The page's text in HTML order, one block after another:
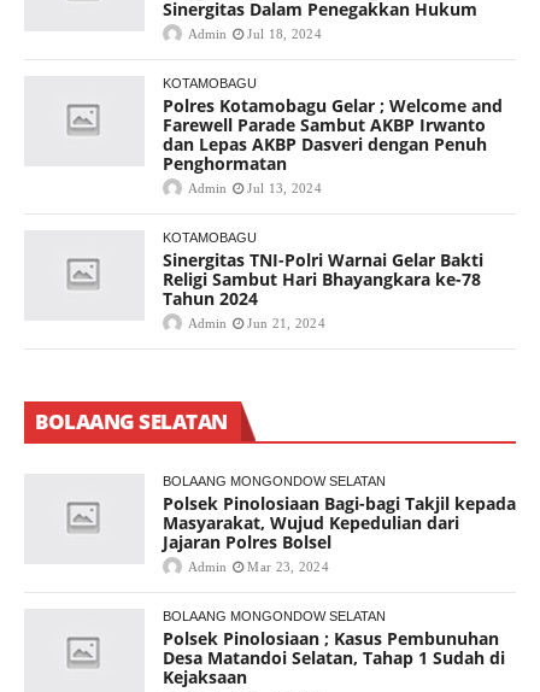
Sinergitas Dalam Penegakkan Hukum
Admin Jul 18, 2024
KOTAMOBAGU
Polres Kotamobagu Gelar ; Welcome and
Farewell Parade Sambut AKBP Irwanto
dan Lepas AKBP Dasveri dengan Penuh
Penghormatan
Admin Jul 13, 2024
KOTAMOBAGU
Sinergitas TNI-Polri Warnai Gelar Bakti
Religi Sambut Hari Bhayangkara ke-78
Tahun 2024
Admin Jun 21, 2024
BOLAANG SELATAN
BOLAANG MONGONDOW SELATAN
Polsek Pinolosiaan Bagi-bagi Takjil kepada
Masyarakat, Wujud Kepedulian dari
Jajaran Polres Bolsel
Admin Mar 23, 2024
BOLAANG MONGONDOW SELATAN
Polsek Pinolosiaan ; Kasus Pembunuhan
Desa Matandoi Selatan, Tahap 1 Sudah di
Kejaksaan